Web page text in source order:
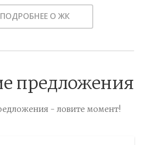
ПОДРОБНЕЕ О ЖК
предложения
- ловите момент!